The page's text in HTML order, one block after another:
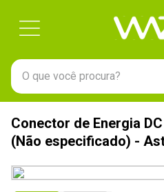
O que você procura?
Conector de Energia
(Não especificado) -
1º
3º